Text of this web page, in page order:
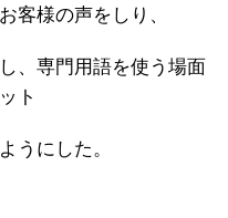
客様の声をしり、
、専門用語を使う場面
ト
うにした。